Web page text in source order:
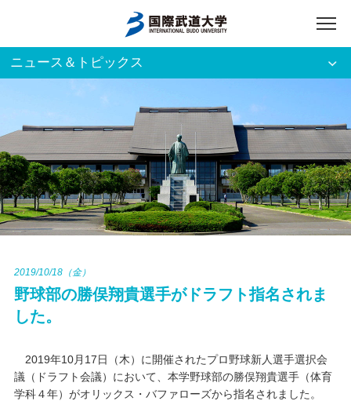
アクセス 入試資料請求
ご利用者別
ホーム
大学案内
キャンパスライフ
ニュース＆トピックス
2019/10/18（金）
野球部の勝俣翔貴選手がドラフト指名されま
した。
2019年10月17日（木）に開催されたプロ野球新人選手選択会
議（ドラフト会議）において、本学野球部の勝俣翔貴選手（体育
学科４年）がオリックス・バファローズから指名されました。